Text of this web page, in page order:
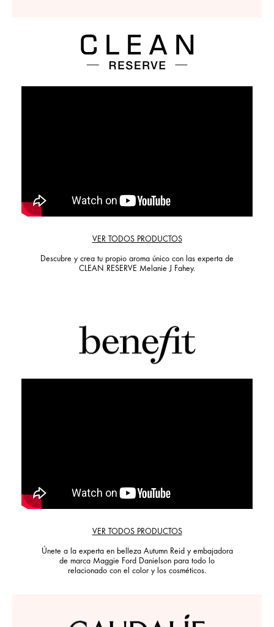
VER TODOS PRODUCTOS
Descubre y crea tu propio aroma único con las experta de
CLEAN RESERVE Melanie J Fahey.
VER TODOS PRODUCTOS
Únete a la experta en belleza Autumn Reid y embajadora
de marca Maggie Ford Danielson para todo lo
relacionado con el color y los cosméticos.